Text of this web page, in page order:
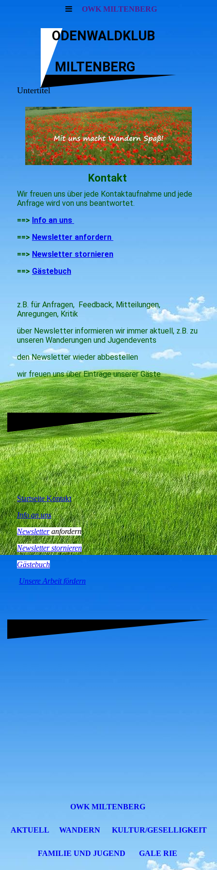
OWK MILTENBERG
ODENWALDKLUB
MILTENBERG
Untertitel
Kontakt
Wir freuen uns über jede Kontaktaufnahme und jede
Anfrage wird von uns beantwortet.
==> Info an uns
==> Newsletter anfordern
==> Newsletter stornieren
==> Gästebuch
z.B. für Anfragen, Feedback, Mitteilungen,
Anregungen, Kritik
über Newsletter informieren wir immer aktuell, z.B. zu
unseren Wanderungen und Jugendevents
den Newsletter wieder abbestellen
wir freuen uns über Einträge unserer Gäste
Startseite Kontakt
Info an uns
Newsletteranfordern
Newsletter stornieren
Gästebuch
Unsere Arbeit fördern
OWK MILTENBERG
AKTUELL WANDERN KULTUR/GESELLIGKEIT
FAMILIE UND JUGEND GALE RIE